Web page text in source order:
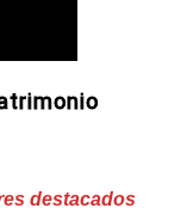
destacados